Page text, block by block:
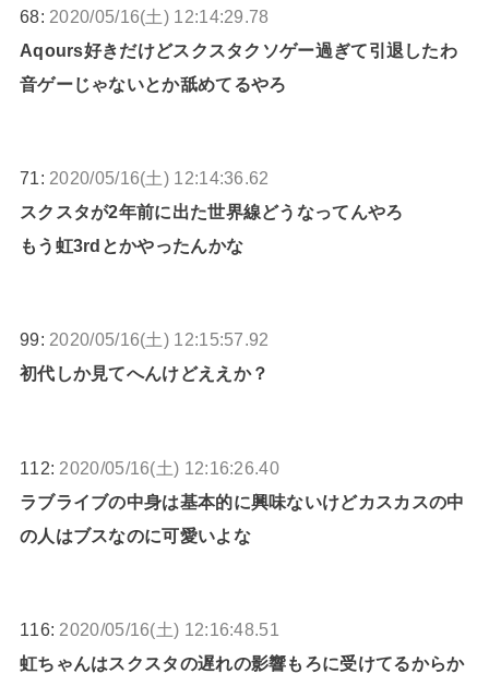
68: 2020/05/16(土) 12:14:29.78
Aqours好きだけどスクスタクソゲー過ぎて引退したわ
音ゲーじゃないとか舐めてるやろ
71: 2020/05/16(土) 12:14:36.62
スクスタが2年前に出た世界線どうなってんやろ
もう虹3rdとかやったんかな
99: 2020/05/16(土) 12:15:57.92
初代しか見てへんけどええか？
112: 2020/05/16(土) 12:16:26.40
ラブライブの中身は基本的に興味ないけどカスカスの中
の人はブスなのに可愛いよな
116: 2020/05/16(土) 12:16:48.51
虹ちゃんはスクスタの遅れの影響もろに受けてるからか